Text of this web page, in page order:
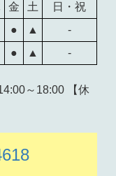
金 土
日・祝
● ▲
-
● ▲ -
～18:00 【休